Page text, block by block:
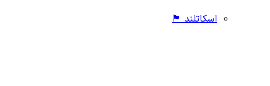
اسکاتلند 🏴󠁧󠁢󠁳󠁣󠁴󠁿